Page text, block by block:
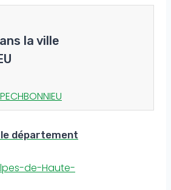
la ville
département
de-Haute-